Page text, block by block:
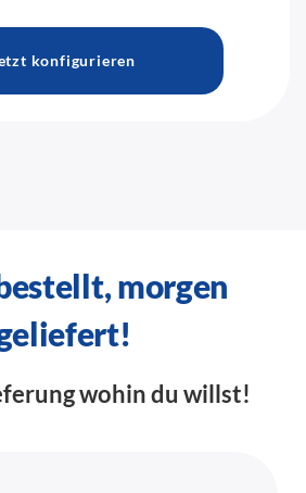
konfigurieren
morgen
wohin du willst!